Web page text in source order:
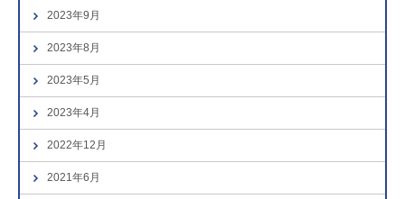
2023年9月
2023年8月
2023年5月
2023年4月
2022年12月
2021年6月